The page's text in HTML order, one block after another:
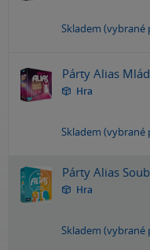
Skladem (vybrané
Párty Alias
Hra
Skladem (vybrané
Párty Alias
Hra
Skladem (vybrané